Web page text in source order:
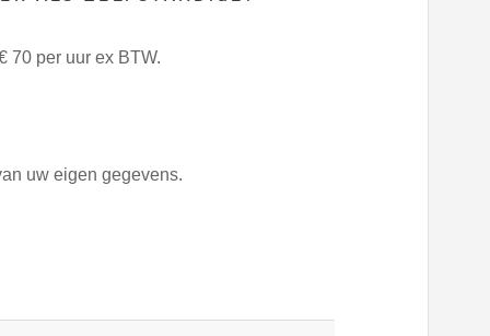
70 per uur ex BTW.
uw eigen gegevens.